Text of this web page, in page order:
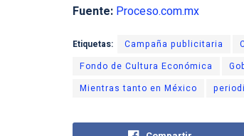
Fuente: Proceso.com.mx
Etiquetas: Campaña publicitaria
Fondo de Cultura Económica
Mientras tanto en México